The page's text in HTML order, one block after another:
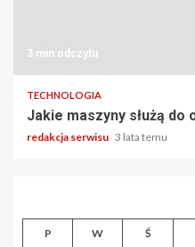
3 min odczytu
TECHNOLOGIA
Jakie maszyny służą do
redakcja serwisu 3 lata temu
P W Ś